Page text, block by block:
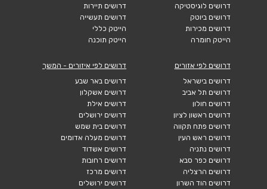
דרושים לוגיסטיקה
דרושים ביוטק
דרושים מכירות
הייטק חומרה
דרושים תיירות
דרושים תעשייה
הייטק כללי
הייטק תוכנה
דרושים לפי אזורים
דרושים בישראל
דרושים תל אביב
דרושים חולון
דרושים ראשון לציון
דרושים פתח תקווה
דרושים ראש העין
דרושים נתניה
דרושים כפר סבא
דרושים הרצליה
דרושים הוד השרון
דרושים לפי איזורים - המשך
דרושים באר שבע
דרושים אשקלון
דרושים אילת
דרושים ירושלים
דרושים בית שמש
דרושים מעלה אדומים
דרושים אשדוד
דרושים רחובות
דרושים מרכז
דרושים ירושלים